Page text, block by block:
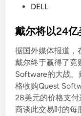
s
e
d
i
n
DELL
戴尔将以24
据国外媒体报道，
戴尔终于赢得了竞
Software的大战。
格收购Quest
28美元的价格支
商谈此交易时的每